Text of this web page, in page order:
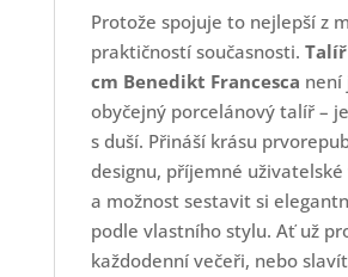
Protože spojuje to nejlepší z
praktičností současnosti.
cm Benedikt Francesca není
obyčejný porcelánový talíř –
s duší. Přináší krásu
designu, příjemné
a možnost sestavit si
podle vlastního stylu. Ať už
každodenní večeři, nebo